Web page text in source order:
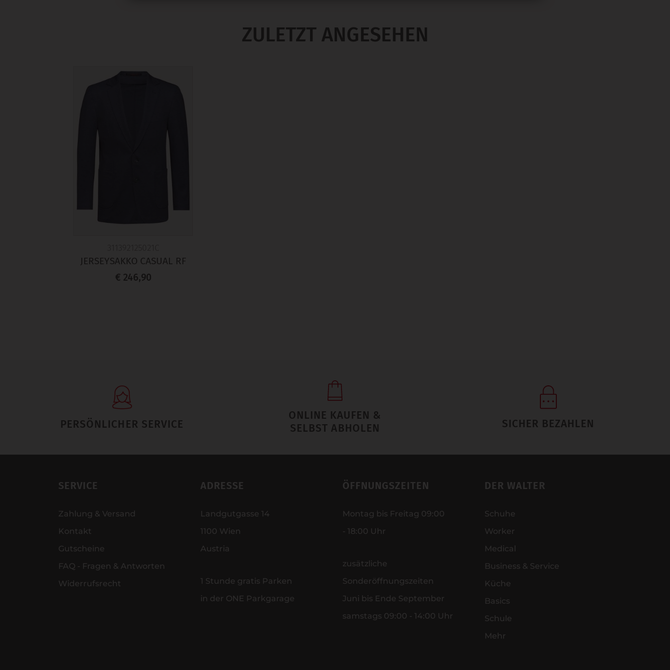
ZULETZT ANGESEHEN
JERSEYSAKKO CASUAL RF
€ 246,90
PERSÖNLICHER SERVICE
ONLINE KAUFEN &
SELBST ABHOLEN
SICHER BEZAHLEN
SERVICE
Zahlung & Versand
Kontakt
Gutscheine
FAQ - Fragen & Antworten
Widerrufsrecht
ADRESSE
Landgutgasse 14
1100 Wien
Austria
1 Stunde gratis Parken
in der ONE Parkgarage
ÖFFNUNGSZEITEN
Montag bis Freitag 09:00
- 18:00 Uhr
zusätzliche
Sonderöffnungszeiten
Juni bis Ende September
samstags 09:00 - 14:00 Uhr
DER WALTER
Schuhe
Worker
Medical
Business & Service
Küche
Basics
Schule
Mehr